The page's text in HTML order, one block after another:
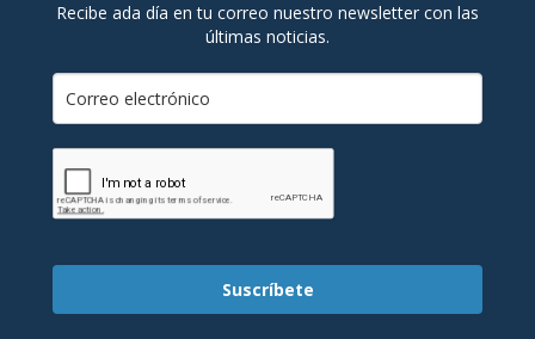
Recibe ada día en tu correo nuestro newsletter con las
últimas noticias.
Suscríbete